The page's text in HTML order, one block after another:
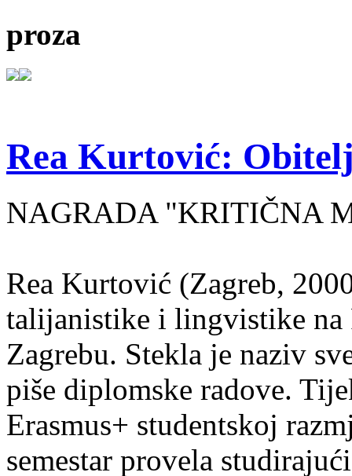
proza
Rea Kurtović:
NAGRADA "KRITIČNA
Rea Kurtović (Zagreb,
talijanistike i lingvistike
Zagrebu. Stekla je naziv
piše diplomske radove.
Erasmus+ studentskoj
semestar provela